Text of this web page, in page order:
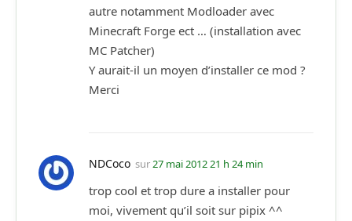
autre notamment Modloader avec
Minecraft Forge ect … (installation avec
MC Patcher)
Y aurait-il un moyen d’installer ce mod ?
Merci
NDCoco sur27 mai 2012 21 h 24 min
trop cool et trop dure a installer pour
moi, vivement qu’il soit sur pipix ^^